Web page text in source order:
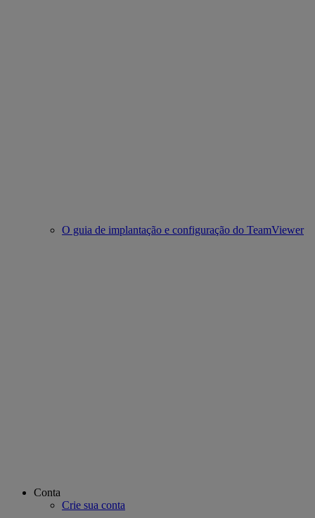
O guia de implantação e configuração do TeamViewer
Conta
Crie sua conta